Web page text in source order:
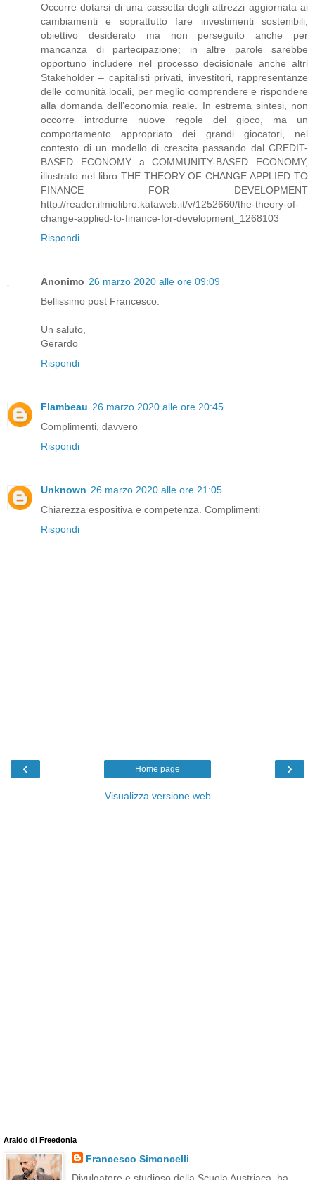
Occorre dotarsi di una cassetta degli attrezzi aggiornata ai
cambiamenti e soprattutto fare investimenti sostenibili,
obiettivo desiderato ma non perseguito anche per
mancanza di partecipazione; in altre parole sarebbe
opportuno includere nel processo decisionale anche altri
Stakeholder – capitalisti privati, investitori, rappresentanze
delle comunità locali, per meglio comprendere e rispondere
alla domanda dell’economia reale. In estrema sintesi, non
occorre introdurre nuove regole del gioco, ma un
comportamento appropriato dei grandi giocatori, nel
contesto di un modello di crescita passando dal CREDIT-
BASED ECONOMY a COMMUNITY-BASED ECONOMY,
illustrato nel libro THE THEORY OF CHANGE APPLIED TO
FINANCE FOR DEVELOPMENT
http://reader.ilmiolibro.kataweb.it/v/1252660/the-theory-of-
change-applied-to-finance-for-development_1268103
Rispondi
Anonimo 26 marzo 2020 alle ore 09:09
Bellissimo post Francesco.
Un saluto,
Gerardo
Rispondi
Flambeau 26 marzo 2020 alle ore 20:45
Complimenti, davvero
Rispondi
Unknown 26 marzo 2020 alle ore 21:05
Chiarezza espositiva e competenza. Complimenti
Rispondi
‹ ›
Home page
Visualizza versione web
Araldo di Freedonia
Francesco Simoncelli